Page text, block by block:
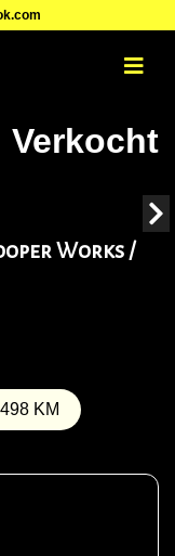
Verkocht
Works /
KM